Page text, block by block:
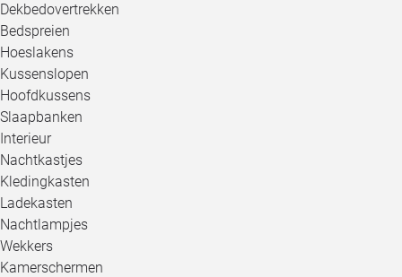
Dekbedovertrekken
Bedspreien
Hoeslakens
Kussenslopen
Hoofdkussens
Slaapbanken
Interieur
Nachtkastjes
Kledingkasten
Ladekasten
Nachtlampjes
Wekkers
Kamerschermen